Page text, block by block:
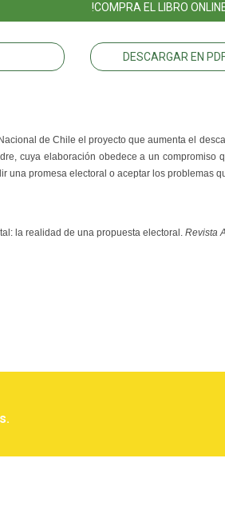
!COMPRA EL LIBRO
DESCARGAR EN
de Chile el proyecto que aumenta el
cuya elaboración obedece a un compromiso
una promesa electoral o aceptar los problemas
la realidad de una propuesta electoral. Revista